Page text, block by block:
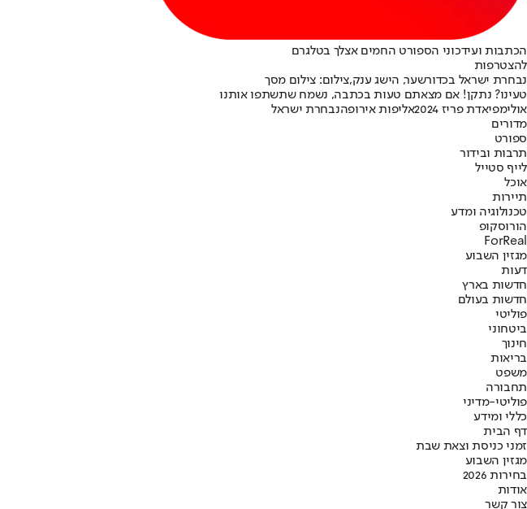
הכתבות ועידכוני הספורט החמים אצלך בטלגרם
להצטרפות
נבחרת ישראל בכדורשער, הישג ענק,צילום: צילום מסך
טעינו? נתקן! אם מצאתם טעות בכתבה, נשמח שתשתפו אותנו
אולימפיאדת פריז 2024
אליפות אירופהנבחרת ישראל
מדורים
ספורט
תרבות ובידור
לייף סטייל
אוכל
תיירות
טכנולוגיה ומדע
הורוסקופ
ForReal
מגזין השבוע
דעות
חדשות בארץ
חדשות בעולם
פוליטי
ביטחוני
חינוך
בריאות
משפט
תחבורה
פוליטי-מדיני
כללי ומידע
דף הבית
זמני כניסת וצאת שבת
מגזין השבוע
בחירות 2026
אודות
צור קשר